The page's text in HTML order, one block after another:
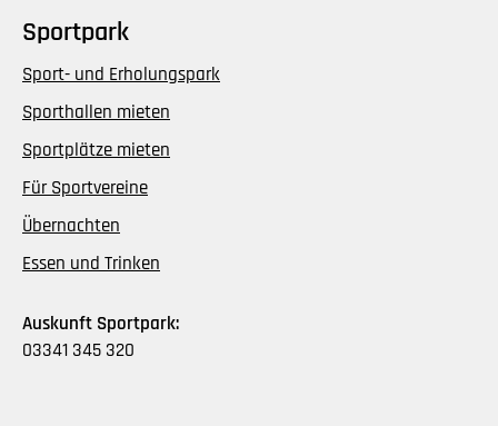
Sportpark
Sport- und Erholungspark
Sporthallen mieten
Sportplätze mieten
Für Sportvereine
Übernachten
Essen und Trinken
Auskunft Sportpark:
03341 345 320